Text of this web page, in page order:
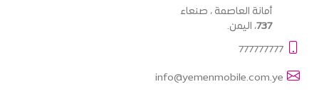
أمانة العاصمة ، صنعاء
737، اليمن.
777777777
info@yemenmobile.com.ye